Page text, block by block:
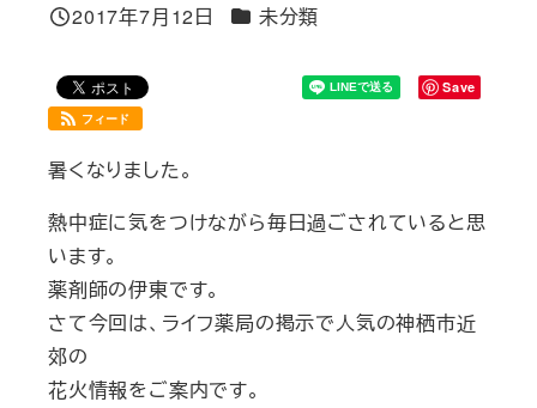
投稿日
2017年7月12日 カテゴリー
未分類
Save
フィード
暑くなりました。
熱中症に気をつけながら毎日過ごされていると思
います。
薬剤師の伊東です。
さて今回は、ライフ薬局の掲示で人気の神栖市近
郊の
花火情報をご案内です。